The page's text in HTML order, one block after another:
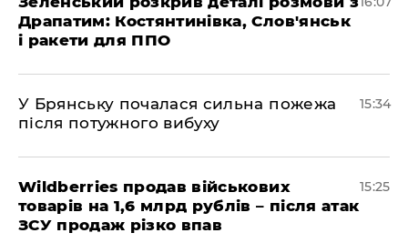
Драпатим: Костянтинівка, Слов'янськ
і ракети для ППО
У Брянську почалася сильна пожежа
після потужного вибуху
15:34
Wildberries продав військових
товарів на 1,6 млрд рублів – після атак
ЗСУ продаж різко впав
15:25